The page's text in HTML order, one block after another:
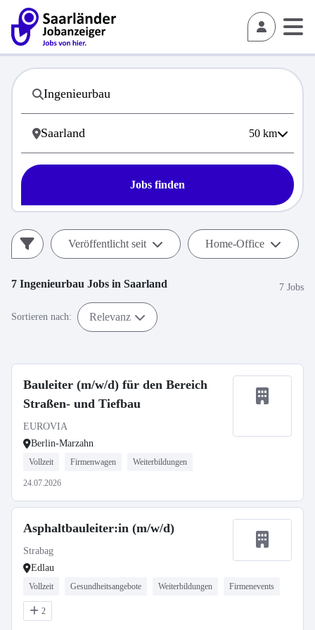
50 km
Jobs finden
Veröffentlicht seit Home-Office
7 Ingenieurbau Jobs in Saarland 7 Jobs
Sortieren nach: Relevanz
Bauleiter (m/w/d) für den Bereich
Straßen- und Tiefbau
EUROVIA
Berlin-Marzahn
Vollzeit Firmenwagen Weiterbildungen
24.07.2026
Asphaltbauleiter:in (m/w/d)
Strabag
Edlau
Vollzeit Gesundheitsangebote Weiterbildungen Firmenevents
2